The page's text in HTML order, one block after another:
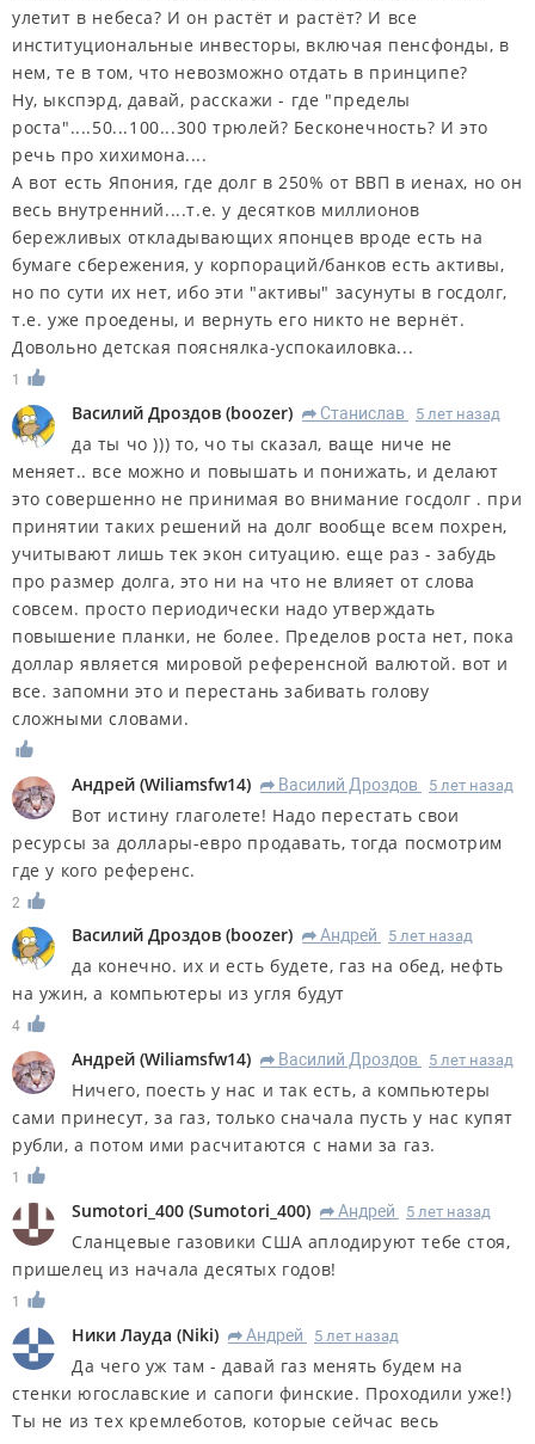
улетит в небеса? И он растёт и растёт? И все
институциональные инвесторы, включая пенсфонды, в
нем, те в том, что невозможно отдать в принципе?
Ну, ыкспэрд, давай, расскажи - где "пределы
роста"....50...100...300 трюлей? Бесконечность? И это
речь про хихимона....
А вот есть Япония, где долг в 250% от ВВП в иенах, но он
весь внутренний....т.е. у десятков миллионов
бережливых откладывающих японцев вроде есть на
бумаге сбережения, у корпораций/банков есть активы,
но по сути их нет, ибо эти "активы" засунуты в госдолг,
т.е. уже проедены, и вернуть его никто не вернёт.
Довольно детская пояснялка-успокаиловка...
1
Василий Дроздов (boozer) R Станислав 5 лет назад
да ты чо ))) то, чо ты сказал, ваще ниче не
меняет.. все можно и повышать и понижать, и делают
это совершенно не принимая во внимание госдолг . при
принятии таких решений на долг вообще всем похрен,
учитывают лишь тек экон ситуацию. еще раз - забудь
про размер долга, это ни на что не влияет от слова
совсем. просто периодически надо утверждать
повышение планки, не более. Пределов роста нет, пока
доллар является мировой референсной валютой. вот и
все. запомни это и перестань забивать голову
сложными словами.
Андрей (Wiliamsfw14) R Василий Дроздов 5 лет назад
Вот истину глаголете! Надо перестать свои
ресурсы за доллары-евро продавать, тогда посмотрим
где у кого референс.
2
Василий Дроздов (boozer) R Андрей 5 лет назад
да конечно. их и есть будете, газ на обед, нефть
на ужин, а компьютеры из угля будут
4
Андрей (Wiliamsfw14) R Василий Дроздов 5 лет назад
Ничего, поесть у нас и так есть, а компьютеры
сами принесут, за газ, только сначала пусть у нас купят
рубли, а потом ими расчитаются с нами за газ.
1
Sumotori_400 (Sumotori_400) R Андрей 5 лет назад
Сланцевые газовики США аплодируют тебе стоя,
пришелец из начала десятых годов!
1
Ники Лауда (Niki) R Андрей 5 лет назад
Да чего уж там - давай газ менять будем на
стенки югославские и сапоги финские. Проходили уже!)
Ты не из тех кремлеботов, которые сейчас весь